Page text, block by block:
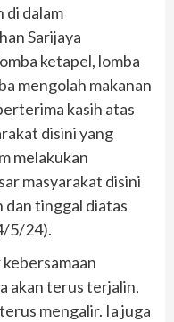
di dalam
Sarijaya
ketapel, lomba
mengolah makanan
kasih atas
disini yang
melakukan
masyarakat disini
dan tinggal diatas
5/24).
akan terus terjalin,
mengalir. Ia juga